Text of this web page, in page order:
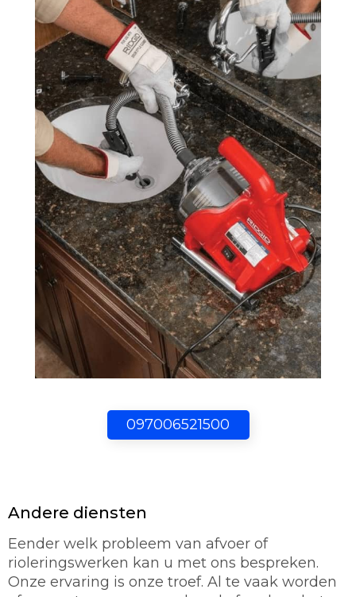
097006521500
Andere diensten
Eender welk probleem van afvoer of
rioleringswerken kan u met ons bespreken.
Onze ervaring is onze troef. Al te vaak worden